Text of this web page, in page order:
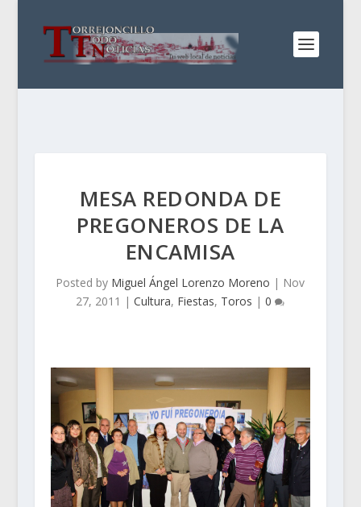
MESA REDONDA DE
PREGONEROS DE LA
ENCAMISA
Posted by Miguel Ángel Lorenzo Moreno | Nov
27, 2011 |Cultura, Fiestas, Toros |0